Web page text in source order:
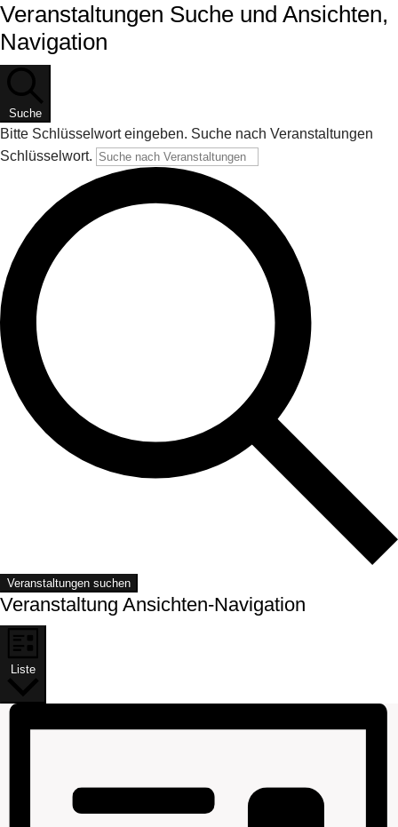
Veranstaltungen Suche und Ansichten,
Navigation
Suche
Bitte Schlüsselwort eingeben. Suche nach Veranstaltungen
Schlüsselwort.
Veranstaltungen suchen
Veranstaltung Ansichten-Navigation
Liste